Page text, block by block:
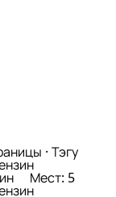
· Тэгу
Мест: 5